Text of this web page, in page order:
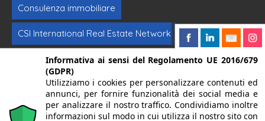
Consulenza immobiliare
CSI International Real Estate Network
Formazione immobiliare Intermediazione
Investimenti immobiliari Vendere casa
Informativa ai sensi del Regolamento UE 2016/679
(GDPR)
Utilizziamo i cookies per personalizzare contenuti ed
annunci, per fornire funzionalità dei social media e
per analizzare il nostro traffico. Condividiamo inoltre
informazioni sul modo in cui utilizza il nostro sito con